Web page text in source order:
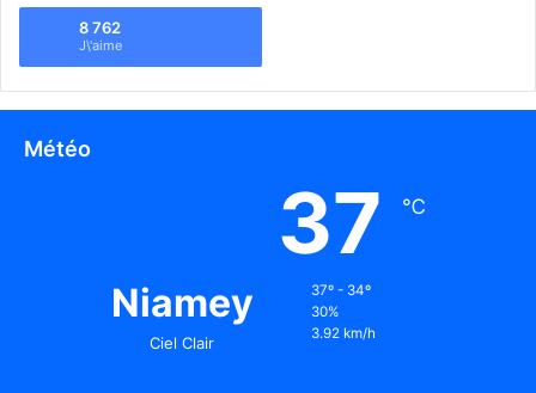
8 762
J\'aime
Météo
Niamey
Ciel Clair
37 ℃
37º - 34º
30%
3.92 km/h